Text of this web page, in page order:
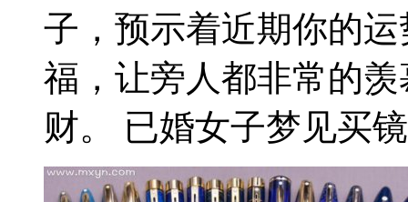
子，预示着近期你的
福，让旁人都非常的
财。 已婚女子梦见买